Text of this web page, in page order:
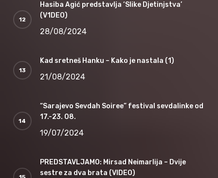
Hasiba Agić predstavlja ‘Slike Djetinjstva’
(V1DEO)
28/08/2024
Kad sretneš Hanku – Kako je nastala (1)
21/08/2024
“Sarajevo Sevdah Soiree” festival sevdalinke od
17.-23. 08.
19/07/2024
PREDSTAVLJAMO: Mirsad Neimarlija – Dvije
sestre za dva brata (VIDEO)